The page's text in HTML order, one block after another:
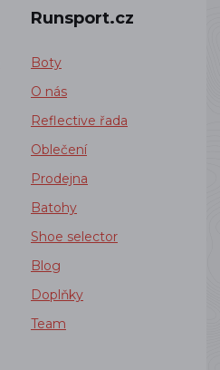
Runsport.cz
Boty
O nás
Reflective řada
Oblečení
Prodejna
Batohy
Shoe selector
Blog
Doplňky
Team